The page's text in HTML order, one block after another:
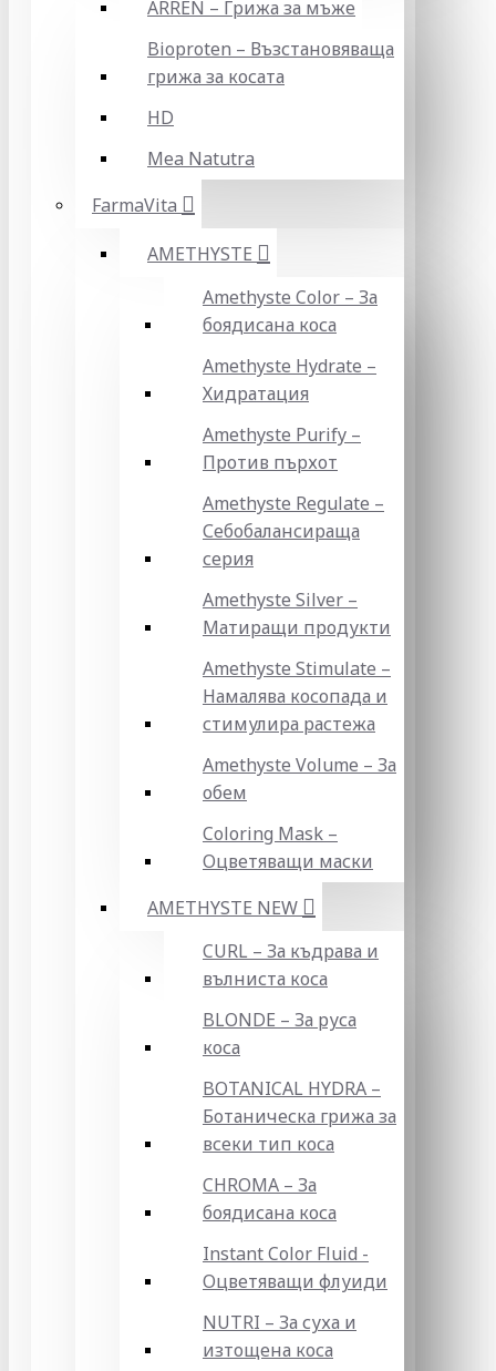
ARREN – Грижа за мъже
Bioproten – Възстановяваща
грижа за косата
HD
Mea Natutra
FarmaVita
AMETHYSTE
Amethyste Color – За
боядисана коса
Amethyste Hydrate –
Хидратация
Amethyste Purify –
Против пърхот
Amethyste Regulate –
Себобалансираща
серия
Amethyste Silver –
Матиращи продукти
Amethyste Stimulate –
Намалява косопада и
стимулира растежа
Amethyste Volume – За
обем
Coloring Mask –
Оцветяващи маски
AMETHYSTE NEW
CURL – За къдрава и
вълниста коса
BLONDE – За руса
коса
BOTANICAL HYDRA –
Ботаническа грижа за
всеки тип коса
CHROMA – За
боядисана коса
Instant Color Fluid -
Оцветяващи флуиди
NUTRI – За суха и
изтощена коса